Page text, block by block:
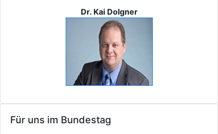
Dr. Kai Dolgner
Für uns im Bundestag